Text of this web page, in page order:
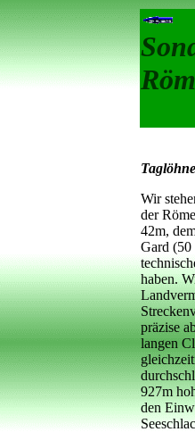
Wir
der
42m,
Gard (50
haben.
präzise
langen
927m
den